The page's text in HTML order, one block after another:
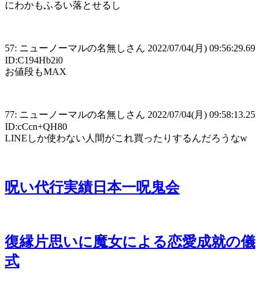
にわかもふるい落とせるし
57: ニューノーマルの名無しさん 2022/07/04(月) 09:56:29.69
ID:C194Hb2i0
お値段もMAX
77: ニューノーマルの名無しさん 2022/07/04(月) 09:58:13.25
ID:cCcn+QH80
LINEしか使わない人間がこれ買ったりするんだろうなw
呪い代行実績日本一呪鬼会
復縁片思いに魔女による恋愛成就の儀
式